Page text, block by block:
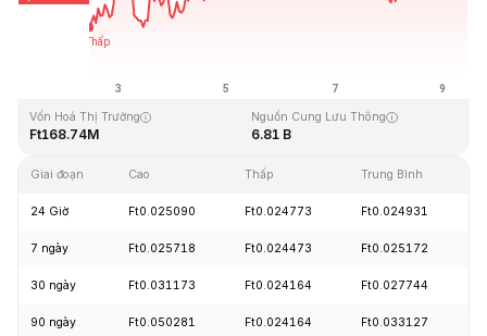
Cập Nhật Lần Cuối: 2026-08-09, 11:13 GMT+0
Vốn Hoá Thị Trường
Ft168.74M
Nguồn Cung Lưu Thông
6.81 B
Giai đoạn Cao Thấp Trung Bình
24 Giờ Ft0.025090 Ft0.024773 Ft0.024931
7 ngày Ft0.025718 Ft0.024473 Ft0.025172
30 ngày Ft0.031173 Ft0.024164 Ft0.027744
90 ngày Ft0.050281 Ft0.024164 Ft0.033127